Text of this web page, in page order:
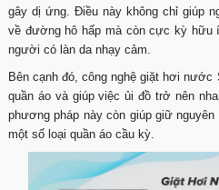
gây dị ứng. Điều này không chỉ giúp
về đường hô hấp mà còn cực kỳ hữu
người có làn da nhạy cảm.
Bên cạnh đó, công nghệ giặt hơi nước
quần áo và giúp việc ủi đồ trở nên
phương pháp này còn giúp giữ
một số loại quần áo cầu kỳ.